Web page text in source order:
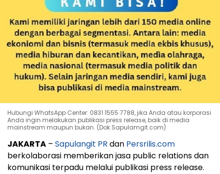
Hubungi WhatsApp Center: 0831 1555 7788, jika Anda atau korporasi
Anda ingin melakukan publikasi press release, baik di media
mainstream maupun bukan. (Dok Sapulamgit.com)
JAKARTA – Sapulangit PR dan Persrilis.com
berkolaborasi memberikan jasa public relations dan
komunikasi terpadu melalui publikasi press release.